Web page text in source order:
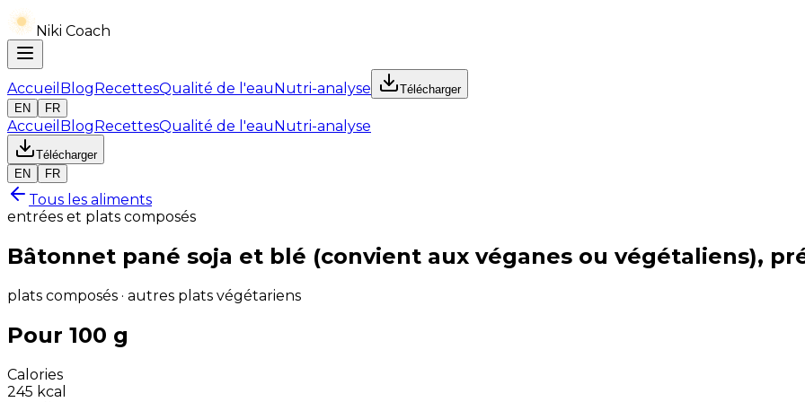
Niki Coach
Accueil BlogRecettesQualité de l'eauNutri-analyse
Télécharger
EN
FR
Accueil BlogRecettesQualité de l'eauNutri-analyse
Télécharger
EN
FR
Tous les aliments
entrées et plats composés
Bâtonnet pané soja et blé (convient aux véganes ou végétaliens),
plats composés · autres plats végétariens
Pour 100 g
Calories
245 kcal